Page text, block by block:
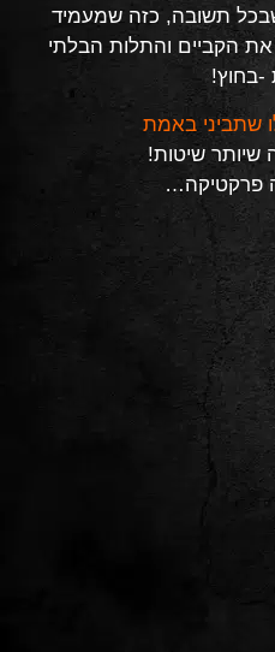
תשובה, כזה שמעמיד
הקביים והתלות הבלתי
-בחוץ!
שתביני באמת
שיותר שיטות!
פרקטיקה…